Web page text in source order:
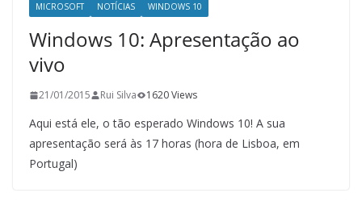
MICROSOFT NOTÍCIAS WINDOWS 10
Windows 10: Apresentação ao
vivo
21/01/2015 Rui Silva 1620 Views
Aqui está ele, o tão esperado Windows 10! A sua
apresentação será às 17 horas (hora de Lisboa, em
Portugal)